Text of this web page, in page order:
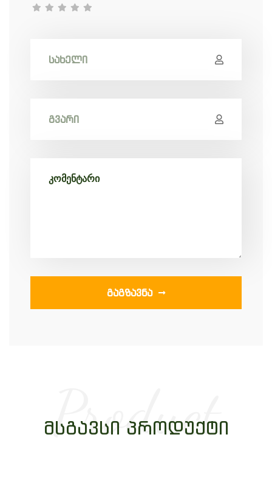
ᲒᲐᲒᲖᲐᲕᲜᲐ
Product
ᲛᲡᲒᲐᲕᲡᲘ ᲞᲠᲝᲓᲣᲥᲢᲘ